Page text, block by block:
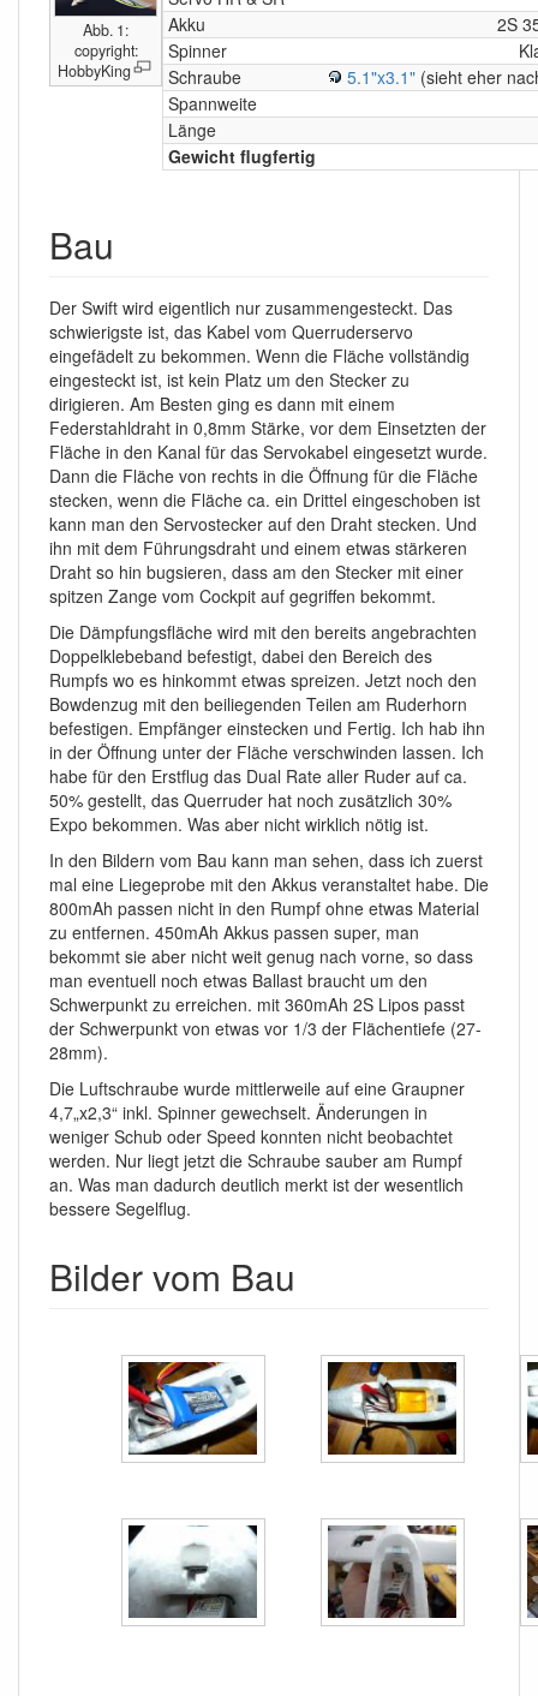
Abb. 1:
copyright:
HobbyKing
Akku
2S
Spinner
Schraube
5.1"x3.1" (sieht eher
Spannweite
Länge
Gewicht flugfertig
Bau
Der Swift wird eigentlich nur zusammengesteckt. Das
schwierigste ist, das Kabel vom Querruderservo
eingefädelt zu bekommen. Wenn die Fläche vollständig
eingesteckt ist, ist kein Platz um den Stecker zu
dirigieren. Am Besten ging es dann mit einem
Federstahldraht in 0,8mm Stärke, vor dem Einsetzten der
Fläche in den Kanal für das Servokabel eingesetzt wurde.
Dann die Fläche von rechts in die Öffnung für die Fläche
stecken, wenn die Fläche ca. ein Drittel eingeschoben ist
kann man den Servostecker auf den Draht stecken. Und
ihn mit dem Führungsdraht und einem etwas stärkeren
Draht so hin bugsieren, dass am den Stecker mit einer
spitzen Zange vom Cockpit auf gegriffen bekommt.
Die Dämpfungsfläche wird mit den bereits angebrachten
Doppelklebeband befestigt, dabei den Bereich des
Rumpfs wo es hinkommt etwas spreizen. Jetzt noch den
Bowdenzug mit den beiliegenden Teilen am Ruderhorn
befestigen. Empfänger einstecken und Fertig. Ich hab ihn
in der Öffnung unter der Fläche verschwinden lassen. Ich
habe für den Erstflug das Dual Rate aller Ruder auf ca.
50% gestellt, das Querruder hat noch zusätzlich 30%
Expo bekommen. Was aber nicht wirklich nötig ist.
In den Bildern vom Bau kann man sehen, dass ich zuerst
mal eine Liegeprobe mit den Akkus veranstaltet habe. Die
800mAh passen nicht in den Rumpf ohne etwas Material
zu entfernen. 450mAh Akkus passen super, man
bekommt sie aber nicht weit genug nach vorne, so dass
man eventuell noch etwas Ballast braucht um den
Schwerpunkt zu erreichen. mit 360mAh 2S Lipos passt
der Schwerpunkt von etwas vor 1/3 der Flächentiefe (27-
28mm).
Die Luftschraube wurde mittlerweile auf eine Graupner
4,7„x2,3“ inkl. Spinner gewechselt. Änderungen in
weniger Schub oder Speed konnten nicht beobachtet
werden. Nur liegt jetzt die Schraube sauber am Rumpf
an. Was man dadurch deutlich merkt ist der wesentlich
bessere Segelflug.
Bilder vom Bau